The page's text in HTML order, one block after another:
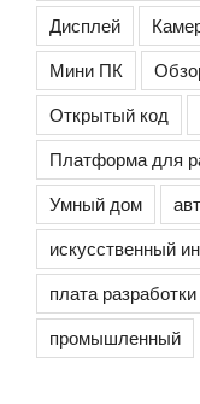
Дисплей
Мини ПК
Открытый код
Платформа для
Умный дом
искусственный
плата разработки
промышленный